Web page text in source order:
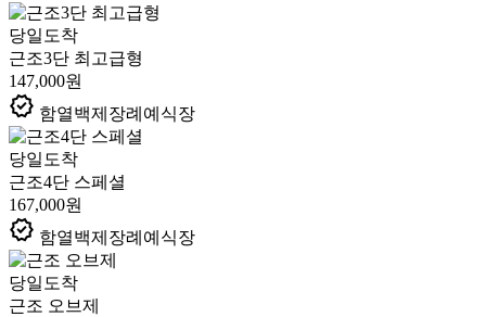
당일도착
근조3단 최고급형
147,000원
verified 함열백제장례예식장
당일도착
근조4단 스페셜
167,000원
verified 함열백제장례예식장
당일도착
근조 오브제